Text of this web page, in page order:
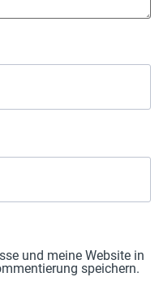
und meine Website in
speichern.